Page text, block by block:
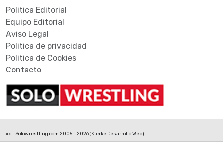
Politica Editorial
Equipo Editorial
Aviso Legal
Politica de privacidad
Politica de Cookies
Contacto
xx - Solowrestling.com 2005 - 2026 (Kierke Desarrollo Web)